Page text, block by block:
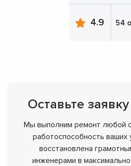
4.9 54
Оставьте
Мы выполним ремонт любой
работоспособность ваших
восстановлена
инженерами в